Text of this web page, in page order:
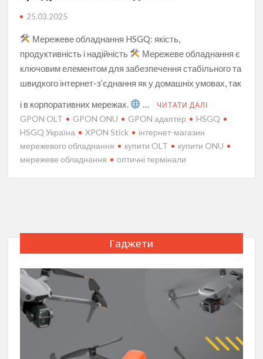
25.03.2025
Мережеве обладнання HSGQ: якість,
продуктивність і надійність
Мережеве обладнання є
ключовим елементом для забезпечення стабільного та
швидкого інтернет-з’єднання як у домашніх умовах, так
і в корпоративних мережах.
ЧИТАТИ ДАЛІ
GPON OLT GPON ONU GPON адаптер
HSGQ
HSGQ Україна
XPON Stick
інтернет-магазин
мережевого обладнання
купити OLT
купити ONU
мережеве обладнання
оптичні термінали
Гаджети